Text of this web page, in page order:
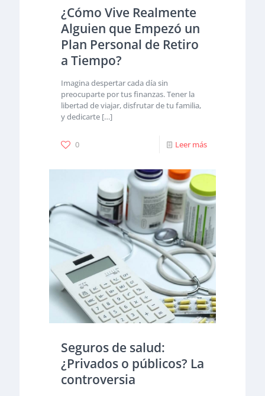
¿Cómo Vive Realmente
Alguien que Empezó un
Plan Personal de Retiro
a Tiempo?
Imagina despertar cada día sin
preocuparte por tus finanzas. Tener la
libertad de viajar, disfrutar de tu familia,
y dedicarte […]
0 Leer más
Seguros de salud:
¿Privados o públicos? La
controversia